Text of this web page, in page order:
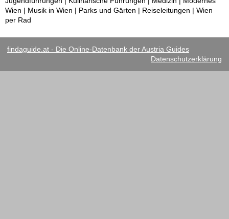
Wien | Musik in Wien | Parks und Gärten | Reiseleitungen | Wien
per Rad
findaguide.at - Die Online-Datenbank der Austria Guides
Datenschutzerklärung